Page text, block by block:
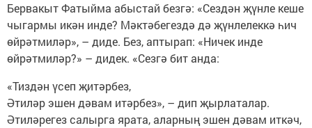
Бервакыт Фатыйма абыстай безгә: «Сездән җүнле кеше
чыгармы икән инде? Мәктәбегездә дә җүнлелеккә һич
өйрәтмиләр», – диде. Без, аптырап: «Ничек инде
өйрәтмиләр?» – дидек. «Сезгә бит анда:
«Тиздән үсеп җитәрбез,
Әтиләр эшен дәвам итәрбез», – дип җырлаталар.
Әтиләрегез салырга ярата, аларның эшен дәвам иткәч,